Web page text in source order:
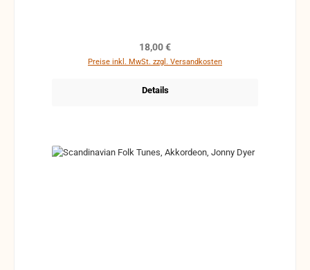
Regulärer Preis:
18,00 €
Preise inkl. MwSt. zzgl. Versandkosten
Details